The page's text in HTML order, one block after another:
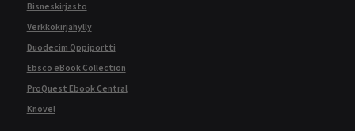
Bisneskirjasto
Verkkokirjahylly
Duodecim Oppiportti
Ebsco eBook Collection
ProQuest Ebook Central
Knovel